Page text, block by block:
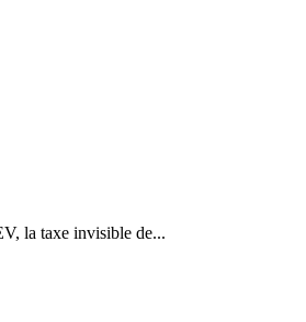
la taxe invisible de...